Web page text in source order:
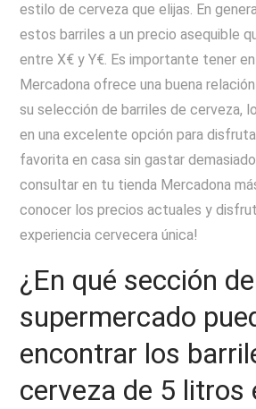
estilo de cerveza que elijas. En
estos barriles a un precio asequible
entre X€ y Y€. Es importante tener
Mercadona ofrece una buena
su selección de barriles de cerveza,
en una excelente opción para
favorita en casa sin gastar
consultar en tu tienda Mercadona
conocer los precios actuales y
experiencia cervecera única!
¿En qué sección
supermercado
encontrar los
cerveza de 5 litros